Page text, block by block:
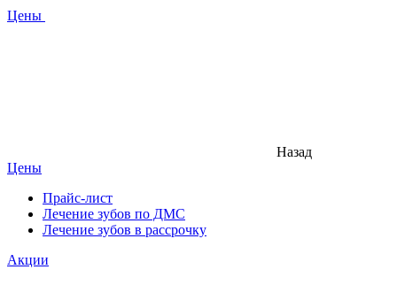
Цены
Назад
Цены
Прайс-лист
Лечение зубов по ДМС
Лечение зубов в рассрочку
Акции